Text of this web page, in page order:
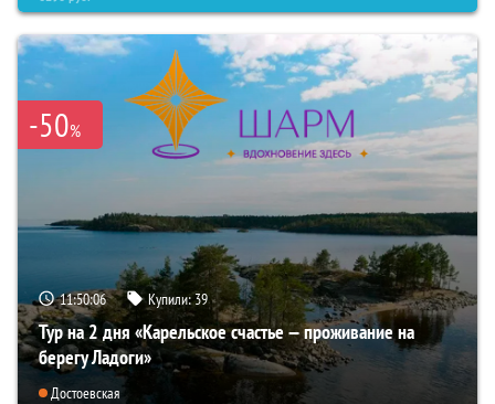
-50%
11:50:05 Купили:39
Тур на 2 дня «Карельское счастье — проживание на
берегу Ладоги»
Достоевская